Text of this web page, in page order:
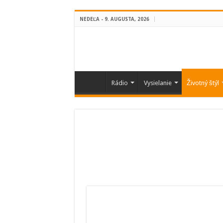
NEDEĽA - 9. AUGUSTA, 2026
Rádio Vysielanie Životný štýl